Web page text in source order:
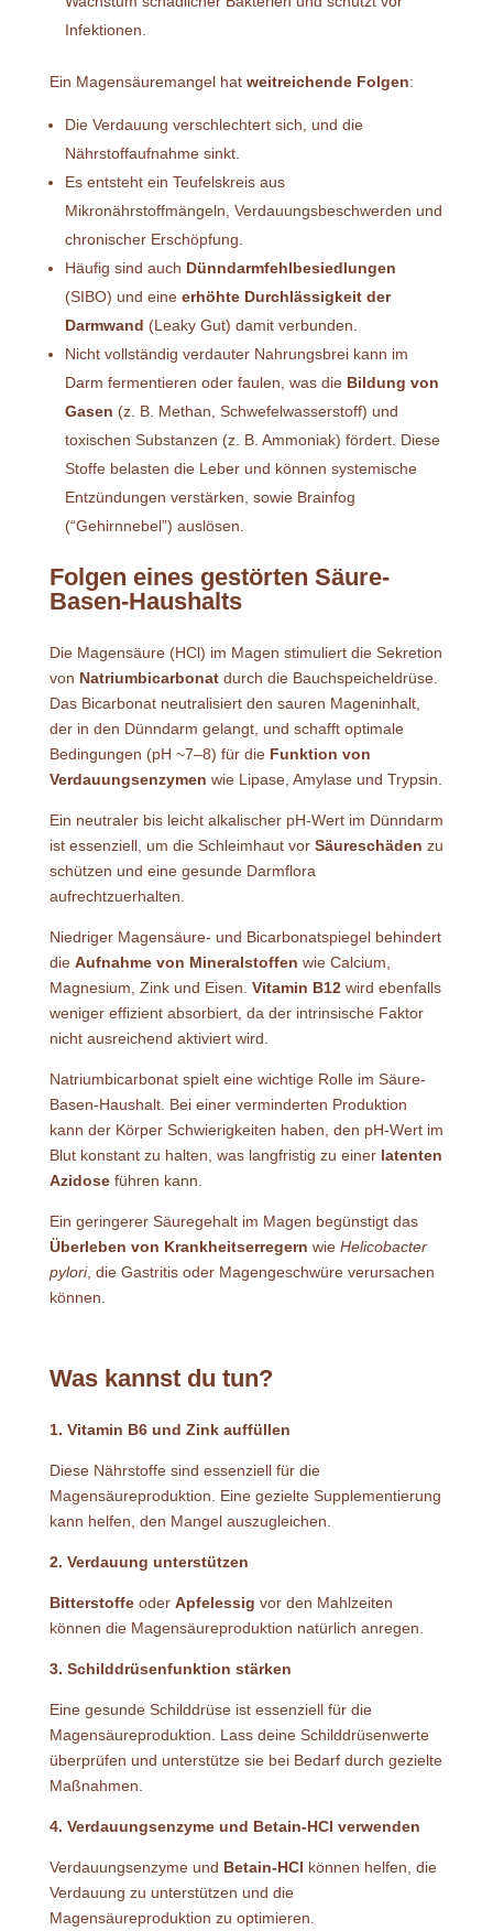
Infektionen.
Ein Magensäuremangel hatweitreichende Folgen:
Die Verdauung verschlechtert sich, und die
Nährstoffaufnahme sinkt.
Es entsteht ein Teufelskreis aus
Mikronährstoffmängeln, Verdauungsbeschwerden und
chronischer Erschöpfung.
Häufig sind auch Dünndarmfehlbesiedlungen
(SIBO) und eine erhöhte Durchlässigkeit der
Darmwand (Leaky Gut) damit verbunden.
Nicht vollständig verdauter Nahrungsbrei kann im
Darm fermentieren oder faulen, was die Bildung von
Gasen (z. B. Methan, Schwefelwasserstoff) und
toxischen Substanzen (z. B. Ammoniak) fördert. Diese
Stoffe belasten die Leber und können systemische
Entzündungen verstärken, sowie Brainfog
(“Gehirnnebel”) auslösen.
Folgen eines gestörten Säure-
Basen-Haushalts
Die Magensäure (HCl) im Magen stimuliert die Sekretion
von Natriumbicarbonatdurch die Bauchspeicheldrüse.
Das Bicarbonat neutralisiert den sauren Mageninhalt,
der in den Dünndarm gelangt, und schafft optimale
Bedingungen (pH ~7–8) für die Funktion von
Verdauungsenzymen wie Lipase, Amylase und Trypsin.
Ein neutraler bis leicht alkalischer pH-Wert im Dünndarm
ist essenziell, um die Schleimhaut vor Säureschäden zu
schützen und eine gesunde Darmflora
aufrechtzuerhalten.
Niedriger Magensäure- und Bicarbonatspiegel behindert
die Aufnahme von Mineralstoffen wie Calcium,
Magnesium, Zink und Eisen. Vitamin B12wird ebenfalls
weniger effizient absorbiert, da der intrinsische Faktor
nicht ausreichend aktiviert wird.
Natriumbicarbonat spielt eine wichtige Rolle im Säure-
Basen-Haushalt. Bei einer verminderten Produktion
kann der Körper Schwierigkeiten haben, den pH-Wert im
Blut konstant zu halten, was langfristig zu einer latenten
Azidoseführen kann.
Ein geringerer Säuregehalt im Magen begünstigt das
Überleben von Krankheitserregern wie Helicobacter
pylori, die Gastritis oder Magengeschwüre verursachen
können.
Was kannst du tun?
1. Vitamin B6 und Zink auffüllen
Diese Nährstoffe sind essenziell für die
Magensäureproduktion. Eine gezielte Supplementierung
kann helfen, den Mangel auszugleichen.
2. Verdauung unterstützen
Bitterstoffeoder Apfelessig vor den Mahlzeiten
können die Magensäureproduktion natürlich anregen.
3. Schilddrüsenfunktion stärken
Eine gesunde Schilddrüse ist essenziell für die
Magensäureproduktion. Lass deine Schilddrüsenwerte
überprüfen und unterstütze sie bei Bedarf durch gezielte
Maßnahmen.
4. Verdauungsenzyme und Betain-HCl verwenden
Verdauungsenzyme und Betain-HCl können helfen, die
Verdauung zu unterstützen und die
Magensäureproduktion zu optimieren.